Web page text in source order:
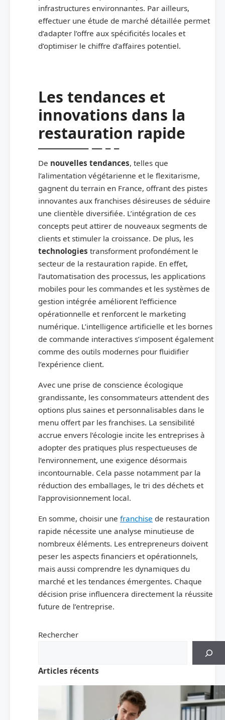
infrastructures environnantes. Par ailleurs,
effectuer une étude de marché détaillée permet
d’adapter l’offre aux spécificités locales et
d’optimiser le chiffre d’affaires potentiel.
Les tendances et
innovations dans la
restauration rapide
De nouvelles tendances, telles que
l’alimentation végétarienne et le flexitarisme,
gagnent du terrain en France, offrant des pistes
innovantes aux franchises désireuses de séduire
une clientèle diversifiée. L’intégration de ces
concepts peut attirer de nouveaux segments de
clients et stimuler la croissance. De plus, les
technologies transforment profondément le
secteur de la restauration rapide. En effet,
l’automatisation des processus, les applications
mobiles pour les commandes et les systèmes de
gestion intégrée améliorent l’efficience
opérationnelle et renforcent le marketing
numérique. L’intelligence artificielle et les bornes
de commande interactives s’imposent également
comme des outils modernes pour fluidifier
l’expérience client.
Avec une prise de conscience écologique
grandissante, les consommateurs attendent des
options plus saines et personnalisables dans le
menu offert par les franchises. La sensibilité
accrue envers l’écologie incite les entreprises à
adopter des pratiques plus respectueuses de
l’environnement, une exigence désormais
incontournable. Cela passe notamment par la
réduction des emballages, le tri des déchets et
l’approvisionnement local.
En somme, choisir une franchise de restauration
rapide nécessite une analyse minutieuse de
nombreux éléments. Les entrepreneurs doivent
peser les aspects financiers et opérationnels,
mais aussi comprendre les dynamiques du
marché et les tendances émergentes. Chaque
décision prise influencera directement la réussite
future de l’entreprise.
Rechercher
Articles récents